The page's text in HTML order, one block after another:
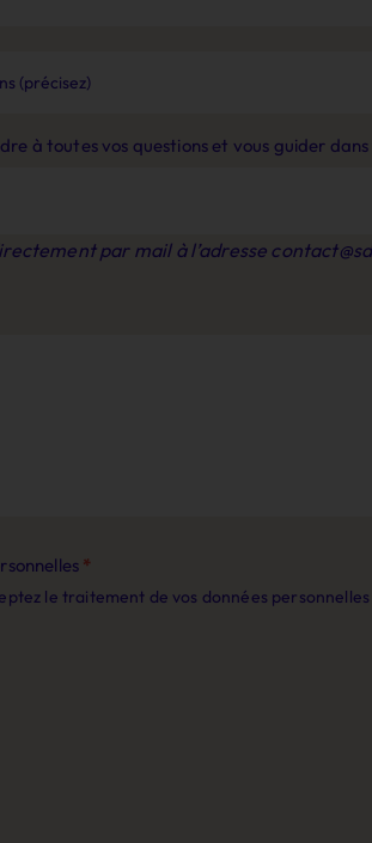
à toutes vos questions et vous guider
par mail à l’adresse
*
le traitement de vos données